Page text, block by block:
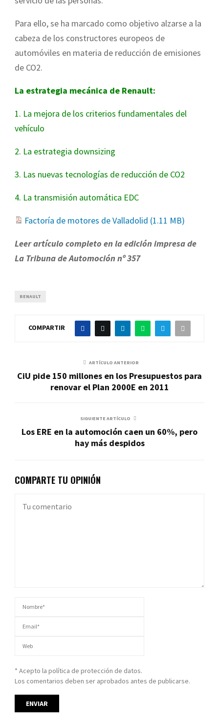
Para ello, se ha marcado como objetivo alzarse a la
cabeza de los constructores europeos de
automóviles en materia de reducción de emisiones
de CO2.
La estrategia mecánica de Renault:
1. La mejora de los criterios fundamentales del
vehículo
2. La estrategia downsizing
3. Las nuevas tecnologías de reducción de CO2
4. La transmisión automática EDC
Factoría de motores de Valladolid (1.11 MB)
Leer artículo completo en la edición impresa de
La Tribuna de Automoción nº 357
RENAULT
COMPARTIR
ARTÍCULO ANTERIOR
CiU pide 150 millones en los Presupuestos para
renovar el Plan 2000E en 2011
SIGUIENTE ARTÍCULO
Los ERE en la automoción caen un 60%, pero
hay más despidos
COMPARTE TU OPINIÓN
* Acepto la política de protección de datos.
Los comentarios deben ser aprobados antes de publicarse.